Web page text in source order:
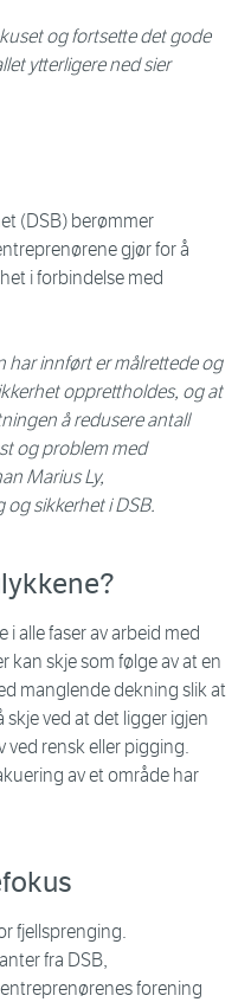
og fortsette det gode
ytterligere ned sier
(DSB) berømmer
gjør for å
i forbindelse med
har innført er målrettede og
opprettholdes, og at
å redusere antall
og problem med
Marius Ly,
sikkerhet i DSB.
alle faser av arbeid med
kan skje som følge av at en
manglende dekning slik at
ved at det ligger igjen
rensk eller pigging.
av et område har
fjellsprenging.
fra DSB,
forening